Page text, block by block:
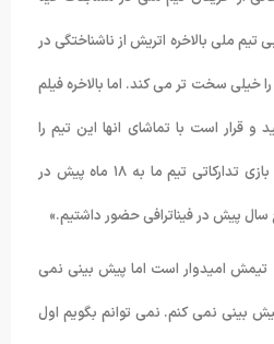
ملی بالاخره اتریش از ناشناختگی در
خیلی سخت تر می کند. اما بالاخره فیلم
و قرار است با تماشای انها این تیم را
ارزیابی کنم. به هر حال اخرین بازی تدارکاتی تیم ما به ۱۸ ماه پیش در
سال پیش در فیناترافی حضور داشتیم.»
امیدوار است اما پیش بینی نمی
بینی نمی کنم. نمی توانم بگویم اول